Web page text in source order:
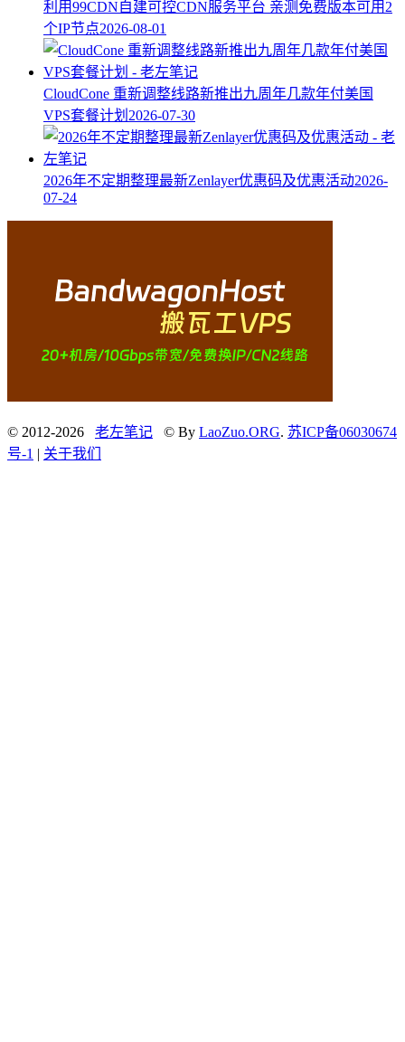
利用99CDN自建可控CDN服务平台 亲测免费版本可用2
个IP节点2026-08-01
CloudCone 重新调整线路新推出九周年几款年付美国
VPS套餐计划 2026-07-30
2026年不定期整理最新Zenlayer优惠码及优惠活动2026-
07-24
© 2012-2026 老左笔记 © By LaoZuo.ORG. 苏ICP备06030674
号-1 | 关于我们